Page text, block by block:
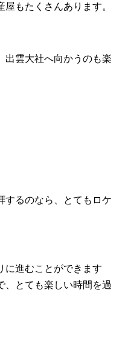
もたくさんあります。
出雲大社へ向かうのも楽
するのなら、とてもロケ
に進むことができます
、とても楽しい時間を過